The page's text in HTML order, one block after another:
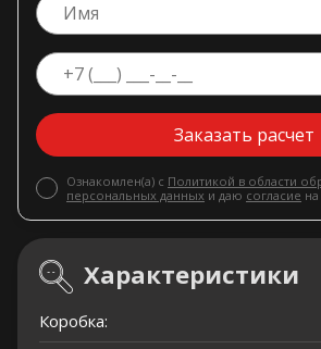
Заказать расчет
Ознакомлен(а) с Политикой в области
персональных данных и даю согласие
Характеристики
Коробка: